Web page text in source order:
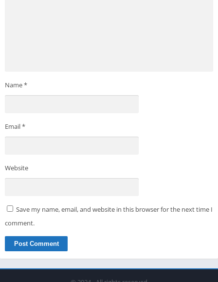
Name*
Email*
Website
Save my name, email, and website in this browser for the next time I
comment.